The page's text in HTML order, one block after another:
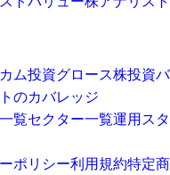
ム投資グロース株投資バ
のカバレッジ
覧セクター一覧運用スタ
ポリシー利用規約特定商